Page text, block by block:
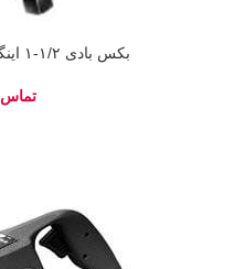
بکس بادی ۱/۲-۱ اینگرسولرند IR-5980A1